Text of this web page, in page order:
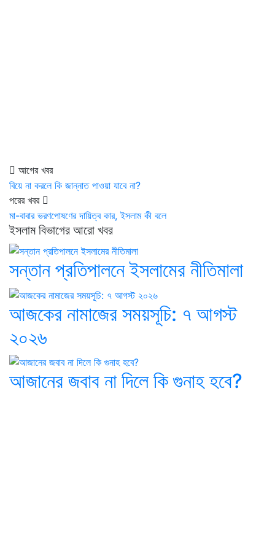
আগের খবর
বিয়ে না করলে কি জান্নাত পাওয়া যাবে না?
পরের খবর
মা-বাবার ভরণপোষণের দায়িত্ব কার, ইসলাম কী বলে
ইসলাম বিভাগের আরো খবর
সন্তান প্রতিপালনে ইসলামের নীতিমালা
আজকের নামাজের সময়সূচি: ৭ আগস্ট
২০২৬
আজানের জবাব না দিলে কি গুনাহ হবে?